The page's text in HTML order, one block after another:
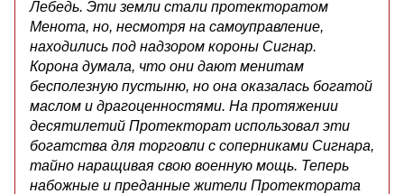
Лебедь. Эти земли стали протекторатом
Менота, но, несмотря на самоуправление,
находились под надзором короны Сигнар.
Корона думала, что они дают менитам
бесполезную пустыню, но она оказалась богатой
маслом и драгоценностями. На протяжении
десятилетий Протекторат использовал эти
богатства для торговли с соперниками Сигнара,
тайно наращивая свою военную мощь. Теперь
набожные и преданные жители Протектората